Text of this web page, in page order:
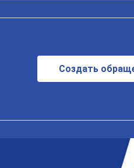
Создать